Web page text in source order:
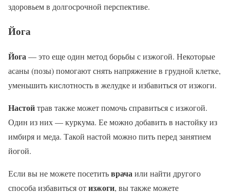
здоровьем в долгосрочной перспективе.
Йога
Йога— это еще один метод борьбы с изжогой. Некоторые
асаны (позы) помогают снять напряжение в грудной клетке,
уменьшить кислотность в желудке и избавиться от изжоги.
Настойтрав также может помочь справиться с изжогой.
Один из них — куркума. Ее можно добавить в настойку из
имбиря и меда. Такой настой можно пить перед занятием
йогой.
Если вы не можете посетитьврачаили найти другого
способа избавиться отизжоги, вы также можете